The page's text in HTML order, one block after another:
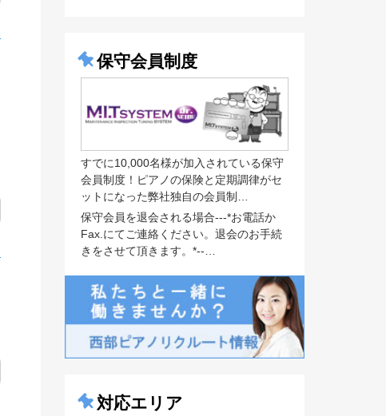
保守会員制度
すでに10,000名様が加入されている保守
会員制度！ピアノの保険と定期調律がセ
ットになった弊社独自の会員制…
保守会員を退会される場合---*お電話か
Fax.にてご連絡ください。退会のお手続
きをさせて頂きます。*--…
対応エリア